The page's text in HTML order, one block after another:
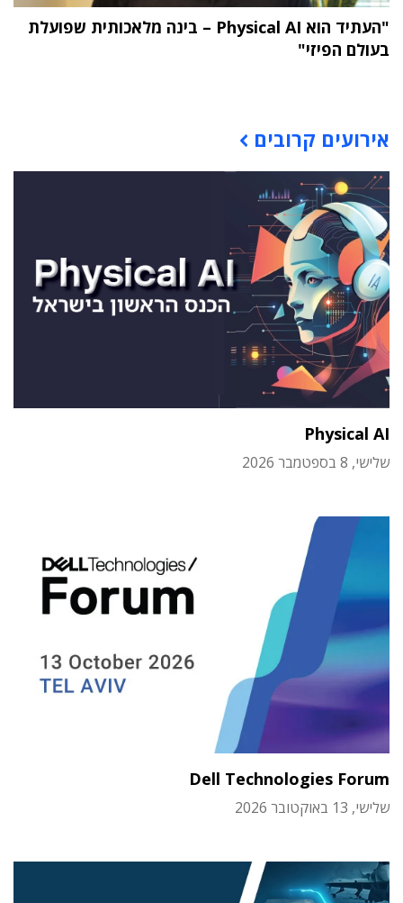
"העתיד הוא Physical AI – בינה מלאכותית שפועלת
בעולם הפיזי"
אירועים קרובים
Physical AI
שלישי, 8 בספטמבר 2026
Dell Technologies Forum
שלישי, 13 באוקטובר 2026